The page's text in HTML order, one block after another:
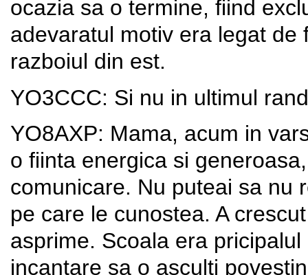
ocazia sa o termine, fiind
adevaratul motiv era legat
razboiul din est.
YO3CCC: Si nu in ultimul
YO8AXP: Mama, acum in
o fiinta energica si
comunicare. Nu puteai sa nu
pe care le cunostea. A
asprime. Scoala era
incantare sa o asculti